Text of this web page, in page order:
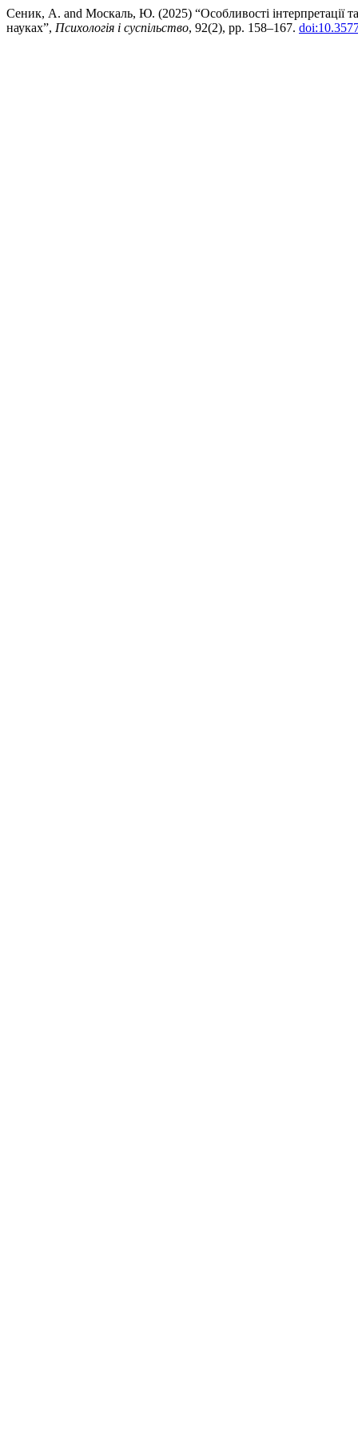
Сеник, А. and Москаль, Ю. (2025) “Особливості інтерпретації та
науках”, Психологія і суспільство, 92(2), pp. 158–167.